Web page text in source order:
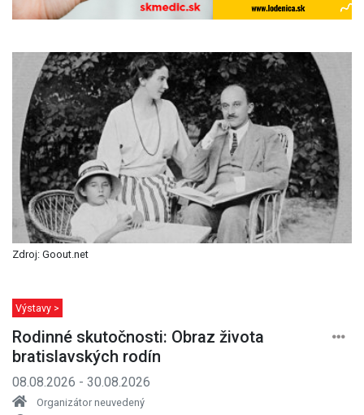
Zdroj: Goout.net
Výstavy >
Rodinné skutočnosti: Obraz života
bratislavských rodín
08.08.2026 - 30.08.2026
Organizátor neuvedený